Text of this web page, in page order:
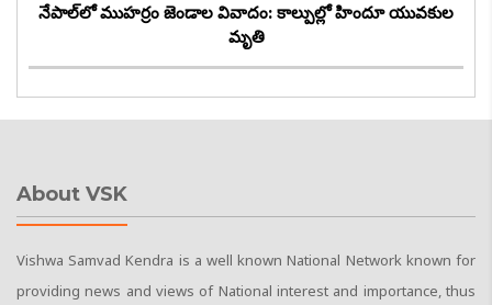
నేపాల్‌లో ముహర్రం జెండాల వివాదం: కాల్పుల్లో హిందూ యువకుల
మృతి
About VSK
Vishwa Samvad Kendra is a well known National Network known for
providing news and views of National interest and importance, thus